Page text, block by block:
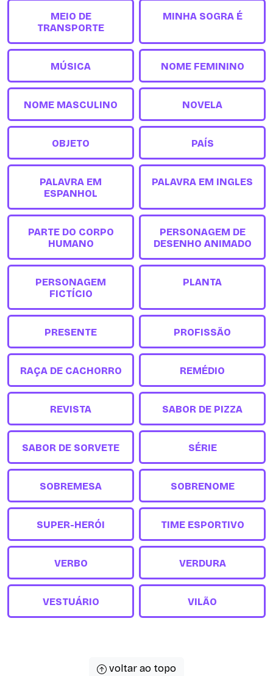
MEIO DE
TRANSPORTE
MINHA SOGRA É
MÚSICA NOME FEMININO
NOME MASCULINO NOVELA
OBJETO PAÍS
PALAVRA EM
ESPANHOL
PALAVRA EM INGLES
PARTE DO CORPO
HUMANO
PERSONAGEM DE
DESENHO ANIMADO
PERSONAGEM
FICTÍCIO
PLANTA
PRESENTE PROFISSÃO
RAÇA DE CACHORRO REMÉDIO
REVISTA SABOR DE PIZZA
SABOR DE SORVETE SÉRIE
SOBREMESA SOBRENOME
SUPER-HERÓI TIME ESPORTIVO
VERBO VERDURA
VESTUÁRIO VILÃO
voltar ao topo